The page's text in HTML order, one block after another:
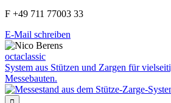
F +49 711 77003 33
E-Mail schreiben
octaclassic
System aus Stützen und Zargen für
Messebauten.